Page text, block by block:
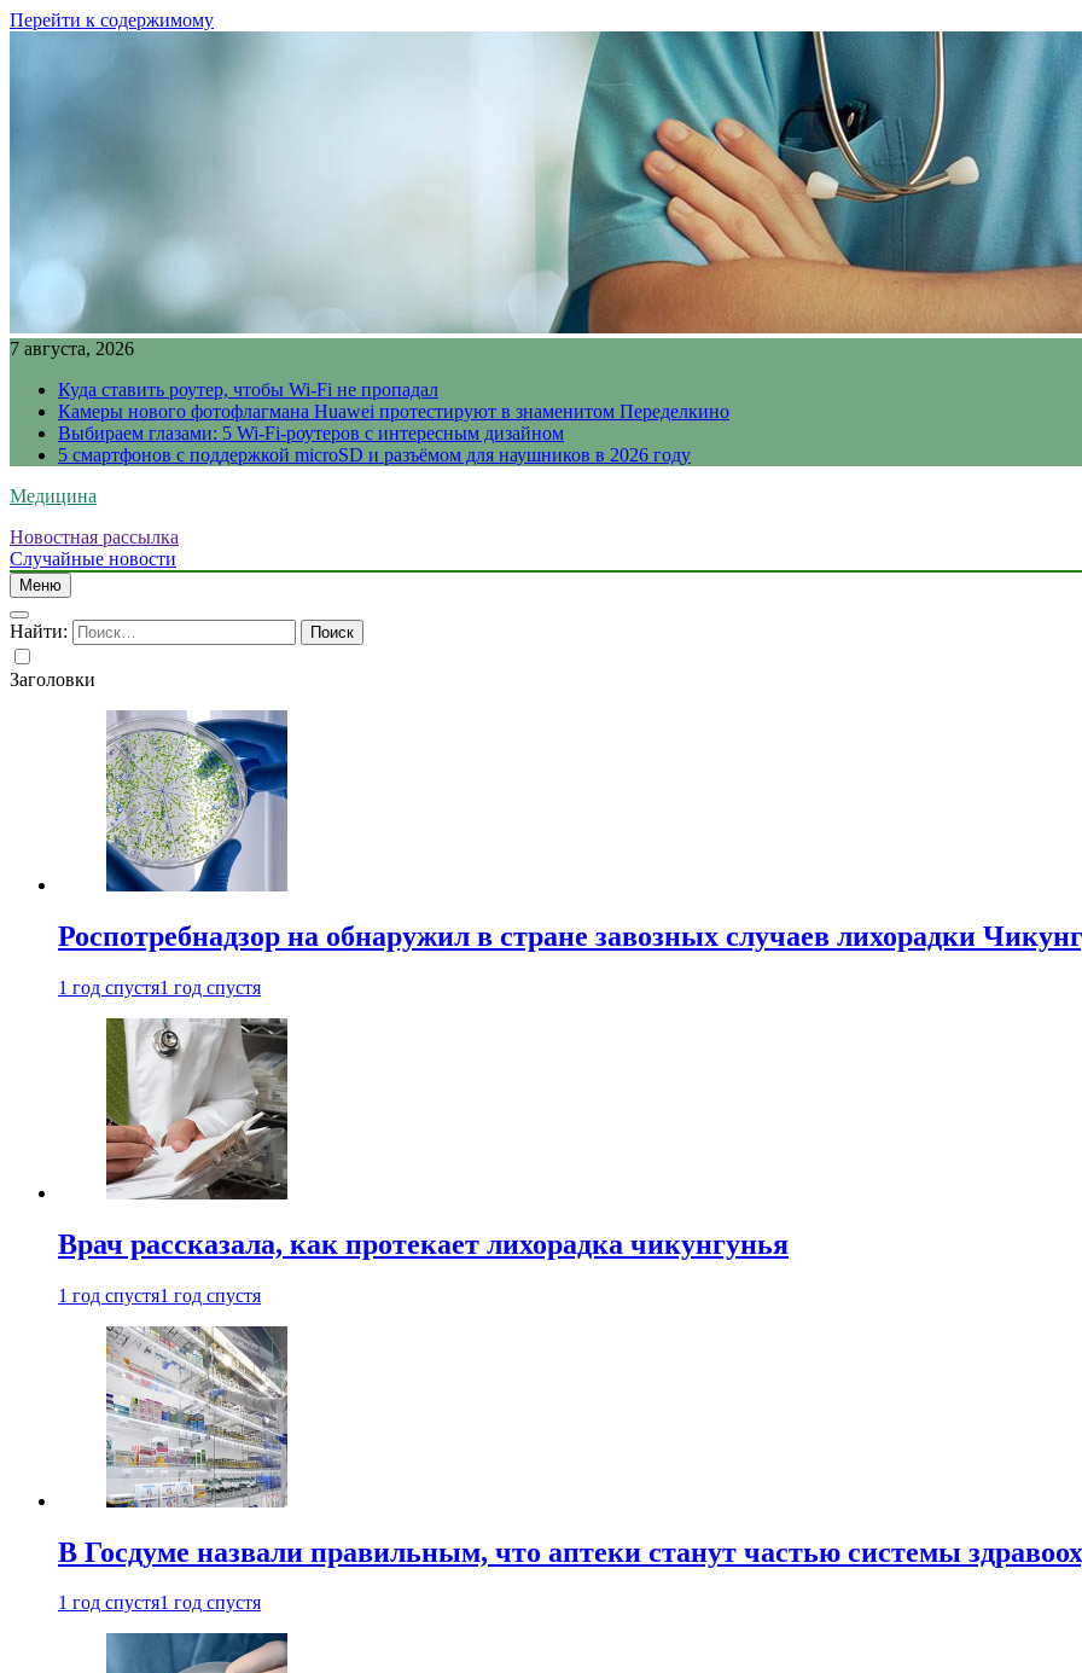
Перейти к содержимому
7 августа, 2026
Куда ставить роутер, чтобы Wi-Fi не пропадал
Камеры нового фотофлагмана Huawei протестируют в знаменитом Переделкино
Выбираем глазами: 5 Wi-Fi-роутеров с интересным дизайном
5 смартфонов с поддержкой microSD и разъёмом для наушников в 2026 году
Медицина
Новостная рассылка
Случайные новости
Меню
Найти:
Заголовки
Роспотребнадзор на обнаружил в стране завозных случаев лихорадки
1 год спустя1 год спустя
Врач рассказала, как протекает лихорадка чикунгунья
1 год спустя1 год спустя
В Госдуме назвали правильным, что аптеки станут частью системы
1 год спустя1 год спустя